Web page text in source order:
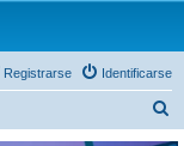
Identificarse
Registrarse